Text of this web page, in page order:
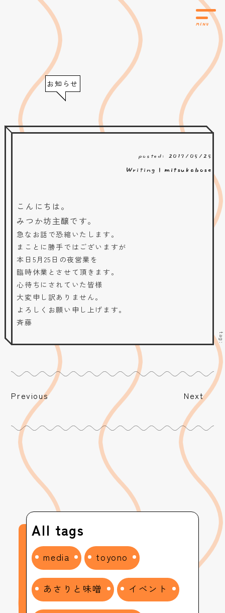
お知らせ
posted: 2017/05/25
Writing | mitsukabose
こんにちは。
みつか坊主醸です。
急なお話で恐縮いたします。
まことに勝手ではございますが
本日5月25日の夜営業を
臨時休業とさせて頂きます。
心待ちにされていた皆様
大変申し訳ありません。
よろしくお願い申し上げます。
斉藤
Previous Next
All tags
media toyono
あさりと味噌 イベント